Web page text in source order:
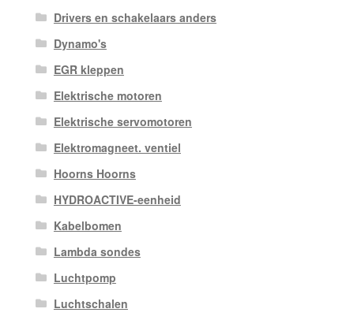
Drivers en schakelaars anders
Dynamo's
EGR kleppen
Elektrische motoren
Elektrische servomotoren
Elektromagneet. ventiel
Hoorns Hoorns
HYDROACTIVE-eenheid
Kabelbomen
Lambda sondes
Luchtpomp
Luchtschalen